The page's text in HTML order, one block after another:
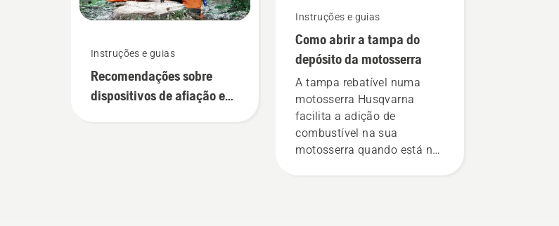
Instruções e guias
Recomendações sobre
dispositivos de afiação e
Instruções e guias
Como abrir a tampa do
depósito da motosserra
A tampa rebatível numa
motosserra Husqvarna
facilita a adição de
combustível na sua
motosserra quando está na